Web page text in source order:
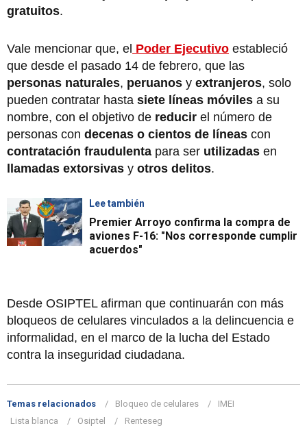
gratuitos.
Vale mencionar que, el Poder Ejecutivo estableció
que desde el pasado 14 de febrero, que las
personas naturales, peruanos y extranjeros, solo
pueden contratar hasta siete líneas móviles a su
nombre, con el objetivo de reducir el número de
personas con decenas o cientos de líneas con
contratación fraudulenta para ser utilizadas en
llamadas extorsivas y otros delitos.
Lee también
Premier Arroyo confirma la compra de
aviones F-16: "Nos corresponde cumplir
acuerdos"
Desde OSIPTEL afirman que continuarán con más
bloqueos de celulares vinculados a la delincuencia e
informalidad, en el marco de la lucha del Estado
contra la inseguridad ciudadana.
Temas relacionados Bloqueo de celulares
IMEI
Lista blanca
Osiptel Renteseg